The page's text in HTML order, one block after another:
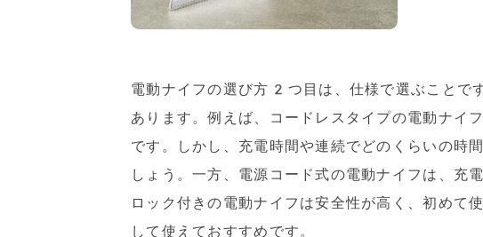
電動ナイフの選び方2つ目は、仕様で選ぶことで
あります。例えば、コードレスタイプの電動ナイ
です。しかし、充電時間や連続でどのくらいの時
しょう。一方、電源コード式の電動ナイフは、充
ロック付きの電動ナイフは安全性が高く、初めて
して使えておすすめです。